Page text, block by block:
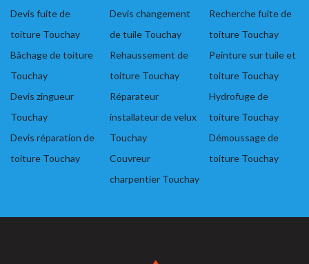
Devis fuite de
toiture Touchay
Bâchage de toiture
Touchay
Devis zingueur
Touchay
Devis réparation de
toiture Touchay
Devis changement
de tuile Touchay
Rehaussement de
toiture Touchay
Réparateur
installateur de velux
Touchay
Couvreur
charpentier Touchay
Recherche fuite de
toiture Touchay
Peinture sur tuile et
toiture Touchay
Hydrofuge de
toiture Touchay
Démoussage de
toiture Touchay